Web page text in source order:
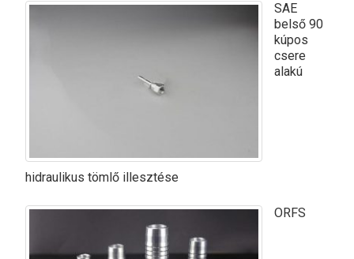
SAE
belső 90
kúpos
csere
alakú
hidraulikus tömlő illesztése
ORFS